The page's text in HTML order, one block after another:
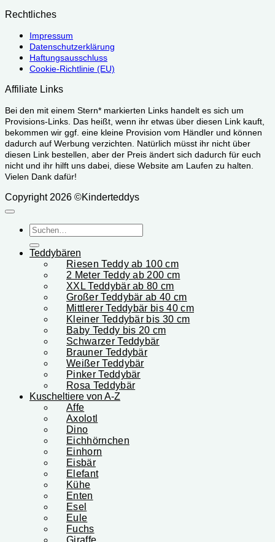
Rechtliches
Impressum
Datenschutzerklärung
Haftungsausschluss
Cookie-Richtlinie (EU)
Affiliate Links
Bei den mit einem Stern* markierten Links handelt es sich um
Provisions-Links. Das heißt, wenn ihr etwas über diesen Link kauft,
bekommen wir ggf. eine kleine Provision vom Händler und können
dadurch auf Werbung verzichten. Natürlich müsst ihr nicht über
diesen Link bestellen, aber der Preis ändert sich dadurch für euch
nicht und ihr hilft uns dabei, diese Website am Laufen zu halten.
Vielen Dank dafür!
Copyright 2026 ©Kinderteddys
Suchen
nach:
Teddybären
Riesen Teddy ab 100 cm
2 Meter Teddy ab 200 cm
XXL Teddybär ab 80 cm
Großer Teddybär ab 40 cm
Mittlerer Teddybär bis 40 cm
Kleiner Teddybär bis 30 cm
Baby Teddy bis 20 cm
Schwarzer Teddybär
Brauner Teddybär
Weißer Teddybär
Pinker Teddybär
Rosa Teddybär
Kuscheltiere von A-Z
Affe
Axolotl
Dino
Eichhörnchen
Einhorn
Eisbär
Elefant
Kühe
Enten
Esel
Eule
Fuchs